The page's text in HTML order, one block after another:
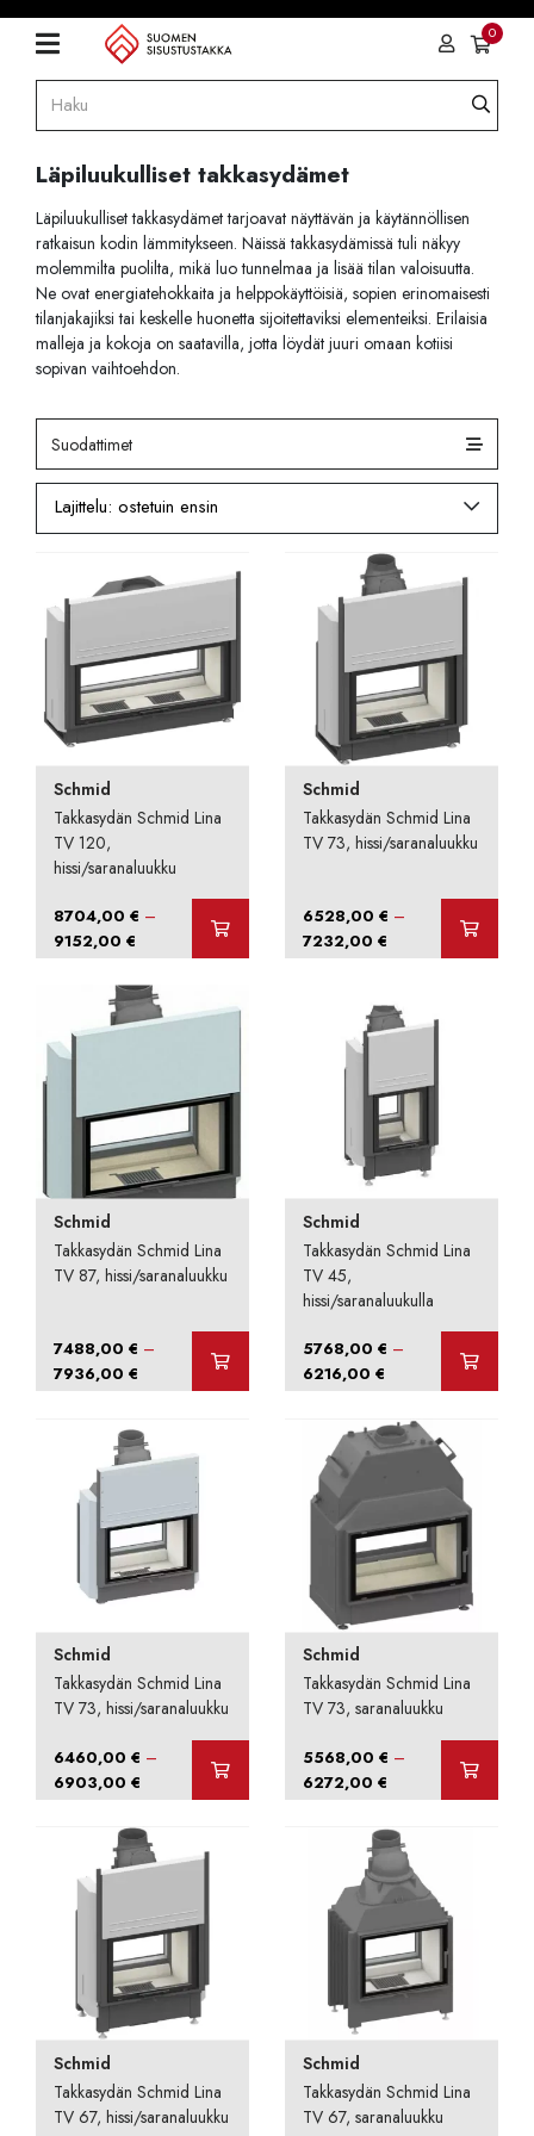
0
Läpiluukulliset takkasydämet
Läpiluukulliset takkasydämet tarjoavat näyttävän ja käytännöllisen
ratkaisun kodin lämmitykseen. Näissä takkasydämissä tuli näkyy
molemmilta puolilta, mikä luo tunnelmaa ja lisää tilan valoisuutta.
Ne ovat energiatehokkaita ja helppokäyttöisiä, sopien erinomaisesti
tilanjakajiksi tai keskelle huonetta sijoitettaviksi elementeiksi. Erilaisia
malleja ja kokoja on saatavilla, jotta löydät juuri omaan kotiisi
sopivan vaihtoehdon.
Suodattimet
Schmid
Takkasydän Schmid Lina
TV 120,
hissi/saranaluukku
8704,00€ –
9152,00€ Hintaluokka:
8704,00 €
-
9152,00 €
Schmid
Takkasydän Schmid Lina
TV 73, hissi/saranaluukku
6528,00€ –
7232,00€ Hintaluokka:
6528,00 €
7232,00 €
Schmid
Takkasydän Schmid Lina
TV 87, hissi/saranaluukku
7488,00€ –
7936,00€ Hintaluokka:
7488,00 €
7936,00 €
Schmid
Takkasydän Schmid Lina
TV 45,
hissi/saranaluukulla
5768,00€ –
6216,00€ Hintaluokka:
5768,00 €
-
6216,00 €
Schmid
Takkasydän Schmid Lina
TV 73, hissi/saranaluukku
6460,00€ –
6903,00€ Hintaluokka:
6460,00 €
-
6903,00 €
Schmid
Takkasydän Schmid Lina
TV 73, saranaluukku
5568,00€ –
6272,00€ Hintaluokka:
5568,00 €
-
6272,00 €
Schmid
Takkasydän Schmid Lina
TV 67, hissi/saranaluukku
Schmid
Takkasydän Schmid Lina
TV 67, saranaluukku